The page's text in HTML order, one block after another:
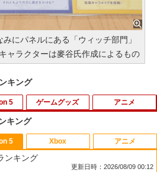
にパネルにある「ウィッチ部門」
ャラクターは麥谷氏作成によるもの
キング
週連続1位】inklink公式 Switch / Sw
コントローラー 最新モデル 最新フ
ームウェア プロコン プロコン2 プロコ
5
コンタイプ デュアルセンス ps5用
コントローラー用シリコンケー
】デュアルセンス ps5 コントローラー
ゲームグッズ アニメ
青が明ける日に 豪華版 セル【Blu-r
[ 四宮義俊 ]
キング
5
ンキング
更新日時：2026/08/09 00:12
Xbox アニメ